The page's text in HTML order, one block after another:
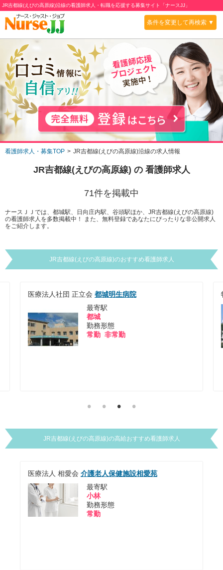
JR吉都線(えびの高原線)沿線の看護師求人・転職を応援する募集サイト「ナースJJ」
条件を変更して再検索 ▼
看護師求人・募集TOP JR吉都線(えびの高原線)沿線の求人情報
JR吉都線(えびの高原線) の 看護師求人
71件を掲載中
ナースＪＪでは、都城駅、日向庄内駅、谷頭駅ほか、JR吉都線(えびの高原線)
の看護師求人を多数掲載中！ また、無料登録であなたにぴったりな非公開求人
をご紹介します。
JR吉都線(えびの高原線)のおすすめ看護師求人
特定医療法人 敬和会 戸嶋病院
最寄駅
都城
勤務形態
常勤 非常勤
JR吉都線(えびの高原線)の高給おすすめ看護師求人
医療法人 相愛会 介護老人保健施設相愛苑
最寄駅
小林
勤務形態
常勤